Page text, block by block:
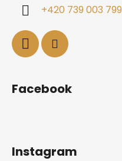
+420 739 003 799
Facebook
Instagram